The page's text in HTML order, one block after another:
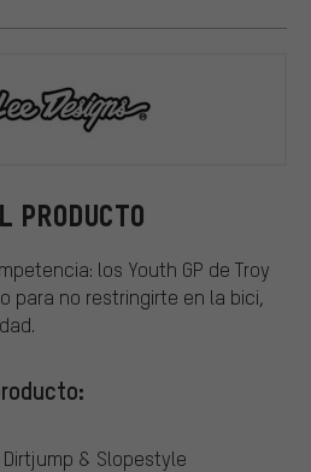
PRODUCTO
los Youth GP de Troy
para no restringirte en la bici,
Dirtjump & Slopestyle